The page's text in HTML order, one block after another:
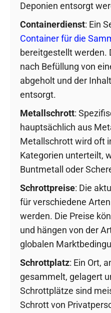
Deponien entsorgt
Containerdienst: Ein
Container für die
bereitgestellt werden.
nach Befüllung von
abgeholt und der
entsorgt.
Metallschrott:
hauptsächlich aus
Metallschrott wird oft
Kategorien unterteilt,
Buntmetall oder
Schrottpreise: Die
für verschiedene
werden. Die Preise
und hängen von der
globalen
Schrottplatz: Ein Ort,
gesammelt, gelagert
Schrottplätze sind
Schrott von